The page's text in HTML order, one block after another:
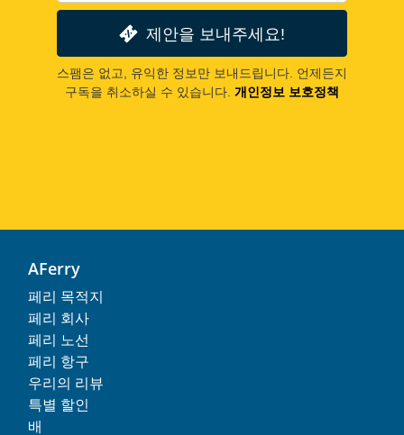
제안을 보내주세요!
스팸은 없고, 유익한 정보만 보내드립니다. 언제든지
구독을 취소하실 수 있습니다. 개인정보 보호정책
AFerry
페리 목적지
페리 회사
페리 노선
페리 항구
우리의 리뷰
특별 할인
배